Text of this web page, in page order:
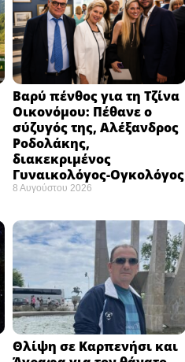
Βαρύ πένθος για τη Τζίνα
Οικονόμου: Πέθανε ο
σύζυγός της, Αλέξανδρος
Ροδολάκης,
διακεκριμένος
Γυναικολόγος-Ογκολόγος
8 Αυγούστου 2026
Θλίψη σε Καρπενήσι και